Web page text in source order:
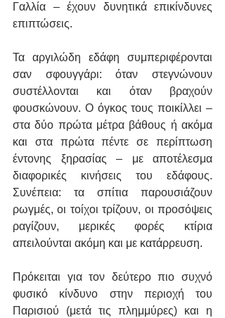
Γαλλία – έχουν δυνητικά επικίνδυνες
επιπτώσεις.
Τα αργιλώδη εδάφη συμπεριφέρονται
σαν σφουγγάρι: όταν στεγνώνουν
συστέλλονται και όταν βραχούν
φουσκώνουν. Ο όγκος τους ποικίλλει –
στα δύο πρώτα μέτρα βάθους ή ακόμα
και στα πρώτα πέντε σε περίπτωση
έντονης ξηρασίας – με αποτέλεσμα
διαφορικές κινήσεις του εδάφους.
Συνέπεια: τα σπίτια παρουσιάζουν
ρωγμές, οι τοίχοι τρίζουν, οι προσόψεις
ραγίζουν, μερικές φορές κτίρια
απειλούνται ακόμη και με κατάρρευση.
Πρόκειται για τον δεύτερο πιο συχνό
φυσικό κίνδυνο στην περιοχή του
Παρισιού (μετά τις πλημμύρες) και η